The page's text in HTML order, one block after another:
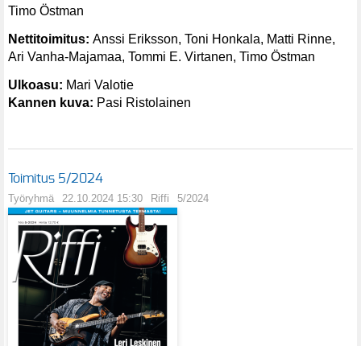
Timo Östman
Nettitoimitus: Anssi Eriksson, Toni Honkala, Matti Rinne,
Ari Vanha-Majamaa, Tommi E. Virtanen, Timo Östman
Ulkoasu: Mari Valotie
Kannen kuva: Pasi Ristolainen
Toimitus 5/2024
Työryhmä 22.10.2024 15:30 Riffi 5/2024